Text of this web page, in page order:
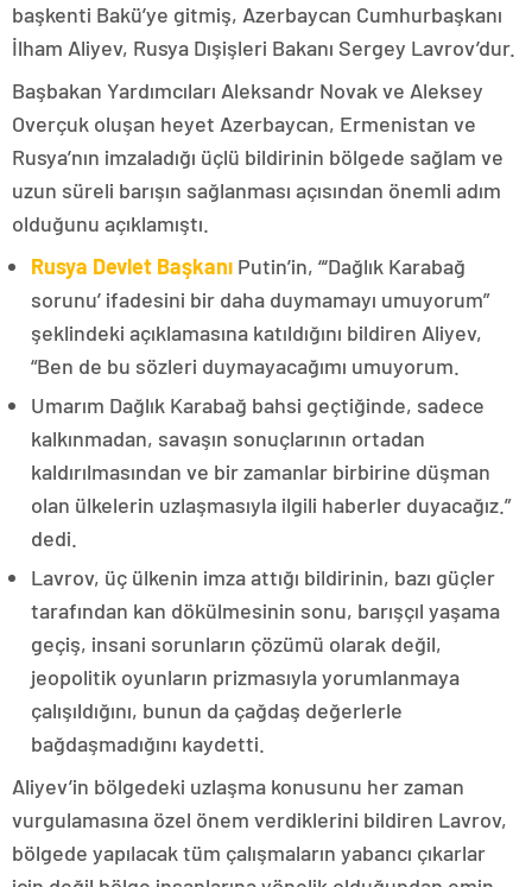
başkenti Bakü’ye gitmiş, Azerbaycan Cumhurbaşkanı
İlham Aliyev, Rusya Dışişleri Bakanı Sergey Lavrov’dur.
Başbakan Yardımcıları Aleksandr Novak ve Aleksey
Overçuk oluşan heyet Azerbaycan, Ermenistan ve
Rusya’nın imzaladığı üçlü bildirinin bölgede sağlam ve
uzun süreli barışın sağlanması açısından önemli adım
olduğunu açıklamıştı.
Rusya Devlet Başkanı Putin’in, “‘Dağlık Karabağ
sorunu’ ifadesini bir daha duymamayı umuyorum”
şeklindeki açıklamasına katıldığını bildiren Aliyev,
“Ben de bu sözleri duymayacağımı umuyorum.
Umarım Dağlık Karabağ bahsi geçtiğinde, sadece
kalkınmadan, savaşın sonuçlarının ortadan
kaldırılmasından ve bir zamanlar birbirine düşman
olan ülkelerin uzlaşmasıyla ilgili haberler duyacağız.”
dedi.
Lavrov, üç ülkenin imza attığı bildirinin, bazı güçler
tarafından kan dökülmesinin sonu, barışçıl yaşama
geçiş, insani sorunların çözümü olarak değil,
jeopolitik oyunların prizmasıyla yorumlanmaya
çalışıldığını, bunun da çağdaş değerlerle
bağdaşmadığını kaydetti.
Aliyev’in bölgedeki uzlaşma konusunu her zaman
vurgulamasına özel önem verdiklerini bildiren Lavrov,
bölgede yapılacak tüm çalışmaların yabancı çıkarlar